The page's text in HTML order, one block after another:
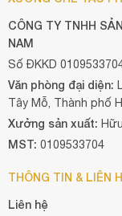
CÔNG TY TNHH
NAM
Số ĐKKD
Văn phòng đại diện:
Tây Mỗ, Thành phố
Xưởng sản xuất:
MST: 0109533704
THÔNG TIN & LIÊN
Liên hệ